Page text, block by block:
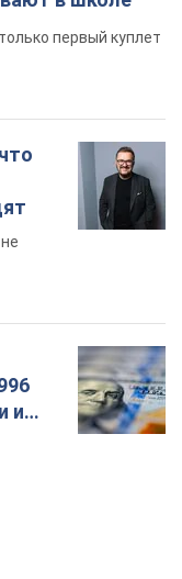
первый куплет
и